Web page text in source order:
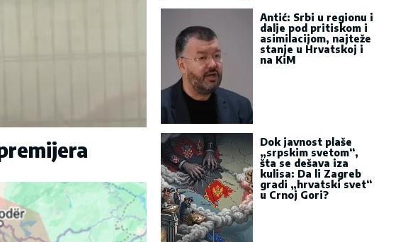
Antić: Srbi u regionu i
dalje pod pritiskom i
asimilacijom, najteže
stanje u Hrvatskoj i
na KiM
Dok javnost plaše
„srpskim svetom“,
šta se dešava iza
kulisa: Da li Zagreb
gradi „hrvatski svet“
u Crnoj Gori?